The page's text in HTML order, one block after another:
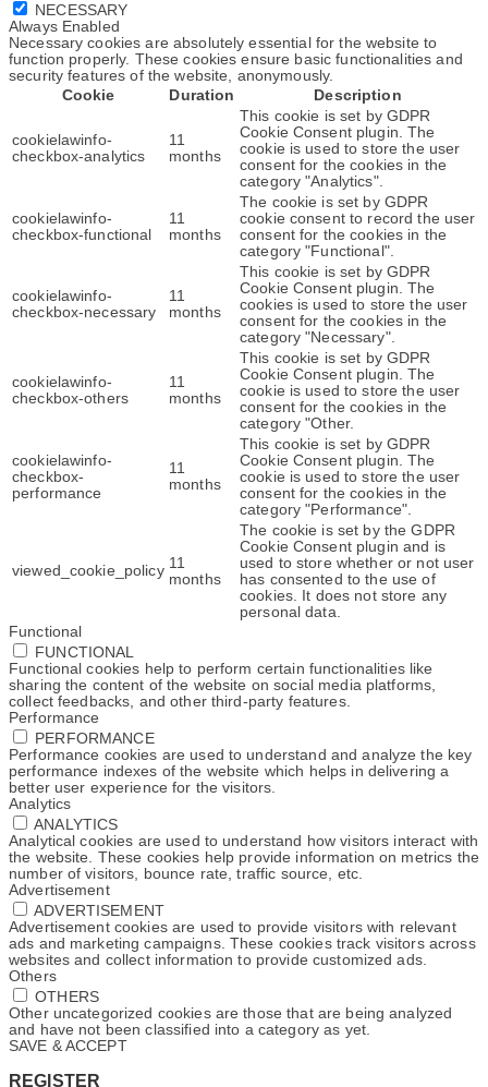
NECESSARY
Always Enabled
Necessary cookies are absolutely essential for the website to
function properly. These cookies ensure basic functionalities and
security features of the website, anonymously.
Cookie
Duration Description
cookielawinfo-
checkbox-analytics
11
months
This cookie is set by GDPR
Cookie Consent plugin. The
cookie is used to store the user
consent for the cookies in the
category "Analytics".
cookielawinfo-
checkbox-functional
11
months
The cookie is set by GDPR
cookie consent to record the user
consent for the cookies in the
category "Functional".
cookielawinfo-
checkbox-necessary
11
months
This cookie is set by GDPR
Cookie Consent plugin. The
cookies is used to store the user
consent for the cookies in the
category "Necessary".
cookielawinfo-
checkbox-others
11
months
This cookie is set by GDPR
Cookie Consent plugin. The
cookie is used to store the user
consent for the cookies in the
category "Other.
cookielawinfo-
checkbox-
performance
11
months
This cookie is set by GDPR
Cookie Consent plugin. The
cookie is used to store the user
consent for the cookies in the
category "Performance".
viewed_cookie_policy 11
months
The cookie is set by the GDPR
Cookie Consent plugin and is
used to store whether or not user
has consented to the use of
cookies. It does not store any
personal data.
Functional
FUNCTIONAL
Functional cookies help to perform certain functionalities like
sharing the content of the website on social media platforms,
collect feedbacks, and other third-party features.
Performance
PERFORMANCE
Performance cookies are used to understand and analyze the key
performance indexes of the website which helps in delivering a
better user experience for the visitors.
Analytics
ANALYTICS
Analytical cookies are used to understand how visitors interact with
the website. These cookies help provide information on metrics the
number of visitors, bounce rate, traffic source, etc.
Advertisement
ADVERTISEMENT
Advertisement cookies are used to provide visitors with relevant
ads and marketing campaigns. These cookies track visitors across
websites and collect information to provide customized ads.
Others
OTHERS
Other uncategorized cookies are those that are being analyzed
and have not been classified into a category as yet.
SAVE & ACCEPT
REGISTER